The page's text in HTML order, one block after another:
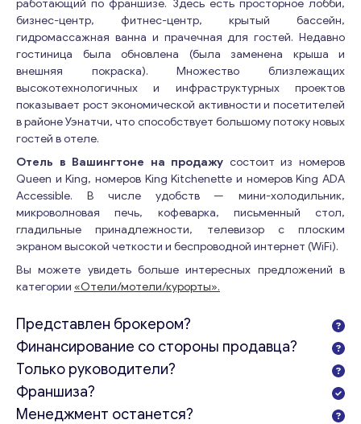
работающий по франшизе. Здесь есть просторное лобби,
бизнес-центр, фитнес-центр, крытый бассейн,
гидромассажная ванна и прачечная для гостей. Недавно
гостиница была обновлена (была заменена крыша и
внешняя покраска). Множество близлежащих
высокотехнологичных и инфраструктурных проектов
показывает рост экономической активности и посетителей
в районе Уэнатчи, что способствует большому потоку новых
гостей в отеле.
Отель в Вашингтоне на продажу состоит из номеров
Queen и King, номеров King Kitchenette и номеров King ADA
Accessible. В числе удобств — мини-холодильник,
микроволновая печь, кофеварка, письменный стол,
гладильные принадлежности, телевизор с плоским
экраном высокой четкости и беспроводной интернет (WiFi).
Вы можете увидеть больше интересных предложений в
категории «Отели/мотели/курорты».
Представлен брокером?
Финансирование со стороны продавца?
Только руководители?
Франшиза?
Менеджмент останется?